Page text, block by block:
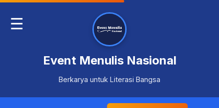
☰
Event Menulis Nasional
Berkarya untuk Literasi Bangsa